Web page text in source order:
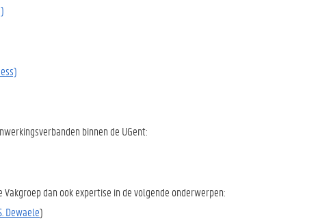
binnen de UGent:
dan ook expertise in de volgende onderwerpen:
Dewaele)